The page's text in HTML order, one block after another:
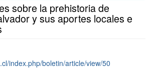
sobre la prehistoria de
y sus aportes locales e
index.php/boletin/article/view/50